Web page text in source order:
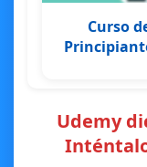
Curso
Udemy